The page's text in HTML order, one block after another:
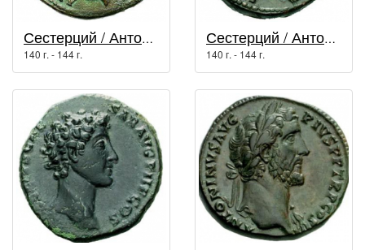
Сестерций / Антонин Пий (138 г. - 161 г.)
140 г. - 144 г.
Сестерций / Антонин Пий (138 г. - 161 г.)
140 г. - 144 г.